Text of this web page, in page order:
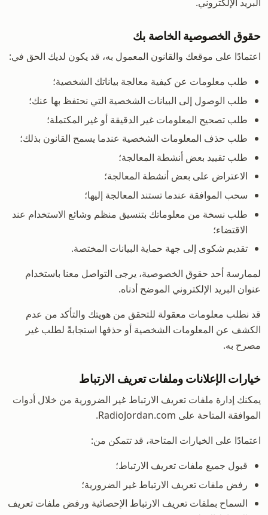
حقوق الخصوصية الخاصة بك
اعتمادًا على موقعك والقانون المعمول به، قد يكون لديك الحق في:
طلب معلومات عن كيفية معالجة بياناتك الشخصية؛
طلب الوصول إلى البيانات الشخصية التي نحتفظ بها عنك؛
طلب تصحيح المعلومات غير الدقيقة أو غير المكتملة؛
طلب حذف المعلومات الشخصية عندما يسمح القانون بذلك؛
طلب تقييد بعض أنشطة المعالجة؛
الاعتراض على بعض أنشطة المعالجة؛
سحب الموافقة عندما تستند المعالجة إليها؛
طلب نسخة من معلوماتك بتنسيق منظم وشائع الاستخدام عند
الاقتضاء؛
تقديم شكوى إلى جهة حماية البيانات المختصة.
لممارسة أحد حقوق الخصوصية، يرجى التواصل معنا باستخدام
عنوان البريد الإلكتروني الموضح أدناه.
قد نطلب معلومات معقولة للتحقق من هويتك والتأكد من عدم
الكشف عن المعلومات الشخصية أو حذفها استجابةً لطلب غير
مصرح به.
خيارات الإعلانات وملفات تعريف الارتباط
يمكنك إدارة ملفات تعريف الارتباط غير الضرورية من خلال أدوات
الموافقة المتاحة على RadioJordan.com.
اعتمادًا على الخيارات المتاحة، قد تتمكن من:
قبول جميع ملفات تعريف الارتباط؛
رفض ملفات تعريف الارتباط غير الضرورية؛
السماح بملفات تعريف الارتباط الإحصائية ورفض ملفات تعريف